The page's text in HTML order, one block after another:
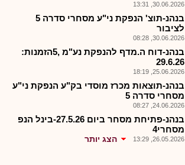
30.06.2026, 13:31
בנהנ-תוצ' הנפקת ני"ע מסחרי סדרה 5
לציבור
30.06.2026, 08:28
בנהנ-דוח ה.מדף להנפקת נע"מ ,5הזמנות:
29.6.26
25.06.2026, 18:19
בנהנ-תוצאות מכרז מוסדי בק"ע הנפקת ני"ע
מסחרי סדרה 5
24.06.2026, 08:27
בנהנ-פתיחת מסחר ביום 27.5.26-בינל הנפ
מסחרי4
26.05.2026, 13:29 הצג יותר